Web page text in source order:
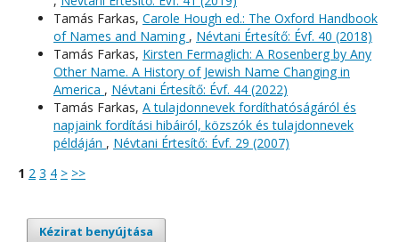
Tamás Farkas, Carole Hough ed.: The Oxford Handbook
of Names and Naming , Névtani Értesítő: Évf. 40 (2018)
Tamás Farkas, Kirsten Fermaglich: A Rosenberg by Any
Other Name. A History of Jewish Name Changing in
America , Névtani Értesítő: Évf. 44 (2022)
Tamás Farkas, A tulajdonnevek fordíthatóságáról és
napjaink fordítási hibáiról, közszók és tulajdonnevek
példáján , Névtani Értesítő: Évf. 29 (2007)
1 2 3 4 > >>
Kézirat benyújtása